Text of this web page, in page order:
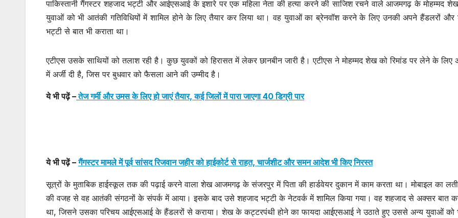
पाकिस्तानी गैंगस्टर शहजाद भट्टी और आईएसआई के इशारे पर एक महिला नेता की हत्या करने की साजिश रचने वाले आजमगढ़ के मोहम्मद
युवाओं को भी आतंकी गतिविधियों में शामिल होने के लिए तैयार कर लिया था। वह युवाओं का ब्रेनवॉश करने के लिए उनकी अपने हैंडलरों और
भट्टी से बात भी कराता था।
एटीएस उसके साथियों को तलाश रही है। कुछ युवकों को हिरासत में लेकर छानबीन जारी है। एटीएस ने मोहम्मद शेख को रिमांड पर लेने के लिए
में अर्जी दी है, जिस पर बुधवार को फैसला आने की उम्मीद है।
ये भी पढ़ें –तेज गर्मी और उमस के लिए हो जाएं तैयार, कई जिलों में पारा जाएगा 40 डिग्री पार
ये भी पढ़ें –गैंगस्टर मामले में पूर्व सांसद रिजवान जहीर को हाईकोर्ट से राहत, चार्जशीट और समन आदेश भी किए निरस्त
सूत्रों के मुताबिक हाईस्कूल तक की पढ़ाई करने वाला शेख आजमगढ़ के संजरपुर में पिता की हार्डवेयर दुकान में काम करता था। मोबाइल का
की वजह से वह आतंकी संगठनों के संपर्क में आया। इसके बाद उसे शहजाद भट्टी के नेटवर्क में शामिल किया गया। वह शहजाद से अक्सर बात
था, जिसने उसका परिचय आईएसआई के हैंडलरों से कराया। शेख के कट्टरपंथी होने का फायदा आईएसआई ने उठाते हुए उससे अन्य युवाओं को
उत्तर प्रदेश
जताया विरोध –
Protest
Registered By
SHTEESH BHADAURIYA
रगौली
टूटा –